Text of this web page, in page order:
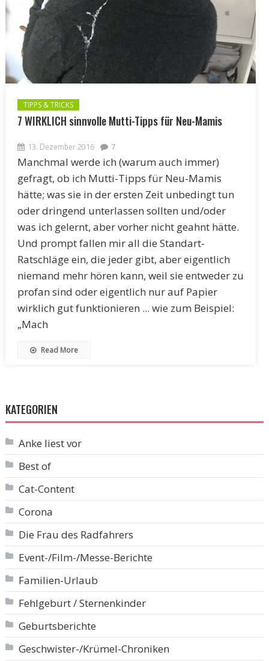
TIPPS & TRICKS
7 WIRKLICH sinnvolle Mutti-Tipps für Neu-Mamis
13. Dezember 2016 7
Manchmal werde ich (warum auch immer)
gefragt, ob ich Mutti-Tipps für Neu-Mamis
hätte; was sie in der ersten Zeit unbedingt tun
oder dringend unterlassen sollten und/oder
was ich gelernt, aber vorher nicht geahnt hätte.
Und prompt fallen mir all die Standart-
Ratschläge ein, die jeder gibt, aber eigentlich
niemand mehr hören kann, weil sie entweder zu
profan sind oder eigentlich nur auf Papier
wirklich gut funktionieren ... wie zum Beispiel:
„Mach
Read More
KATEGORIEN
Anke liest vor
Best of
Cat-Content
Corona
Die Frau des Radfahrers
Event-/Film-/Messe-Berichte
Familien-Urlaub
Fehlgeburt / Sternenkinder
Geburtsberichte
Geschwister-/Krümel-Chroniken